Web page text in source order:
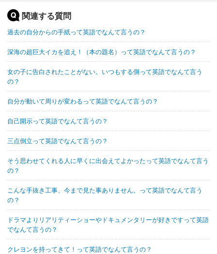
関連する質問
過去の自分からの手紙って英語でなんて言うの？
深海の超巨大イカを追え！（本の題名）って英語でなんて言うの？
女の子に告白されたことがない。いつもする側って英語でなんて言う
の？
自分が動いて周りが変わるって英語でなんて言うの？
自己開示って英語でなんて言うの？
三点倒立って英語でなんて言うの？
そう思わせてくれる人に早くに出会えてよかったって英語でなんて言う
の？
こんな手抜き工事、今まで見た事ありません。って英語でなんて言う
の？
ドラマよりリアリティーショーやドキュメンタリーが好きですって英語
でなんて言うの？
クレヨンを持ってきて！って英語でなんて言うの？